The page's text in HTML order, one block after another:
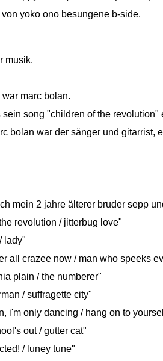
yoko ono besungene b-side.
musik.
marc bolan.
song "children of the revolution"
bolan war der sänger und gitarrist,
mein 2 jahre älterer bruder sepp
revolution / jitterbug love"
lady"
all crazee now / man who speeks
plain / the numberer"
/ suffragette city"
i'm only dancing / hang on to
out / gutter cat"
/ luney tune"